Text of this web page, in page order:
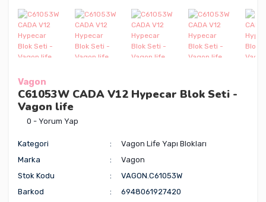
Vagon
C61053W CADA V12 Hypecar Blok Seti -
Vagon life
0 - Yorum Yap
Kategori
Vagon Life Yapı Blokları
Marka
Vagon
Stok Kodu
VAGON.C61053W
Barkod
6948061927420